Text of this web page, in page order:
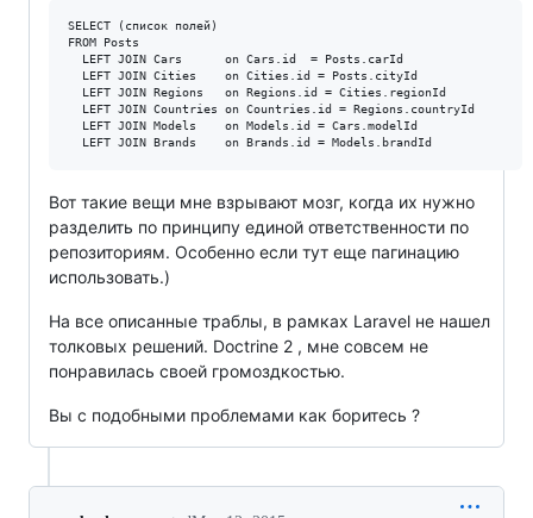
SELECT (список полей)
FROM Posts
  LEFT JOIN Cars      on Cars.id  = Posts.carId
  LEFT JOIN Cities    on Cities.id = Posts.cityId
  LEFT JOIN Regions   on Regions.id = Cities.regionId
  LEFT JOIN Countries on Countries.id = Regions.countryId
  LEFT JOIN Models    on Models.id = Cars.modelId
Вот такие вещи мне взрывают мозг, когда их нужно
разделить по принципу единой ответственности по
репозиториям. Особенно если тут еще пагинацию
использовать.)
На все описанные траблы, в рамках Laravel не нашел
толковых решений. Doctrine 2 , мне совсем не
понравилась своей громоздкостью.
Вы с подобными проблемами как боритесь ?